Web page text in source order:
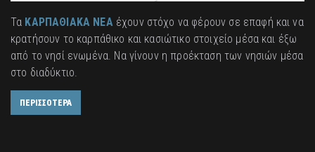
Τα ΚΑΡΠΑΘΙΑΚΑ ΝΕΑέχουν στόχο να φέρουν σε επαφή και να
κρατήσουν το καρπάθικο και κασιώτικο στοιχείο μέσα και έξω
από το νησί ενωμένα. Να γίνουν η προέκταση των νησιών μέσα
στο διαδύκτιο.
ΠΕΡΙΣΣΟΤΕΡΑ